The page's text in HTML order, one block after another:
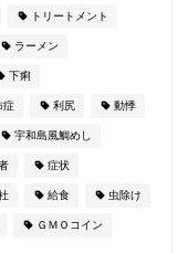
トリートメント
ラーメン
下痢
症 利尻 動悸
宇和島風鯛めし
症状
給食 虫除け
ＧＭＯコイン